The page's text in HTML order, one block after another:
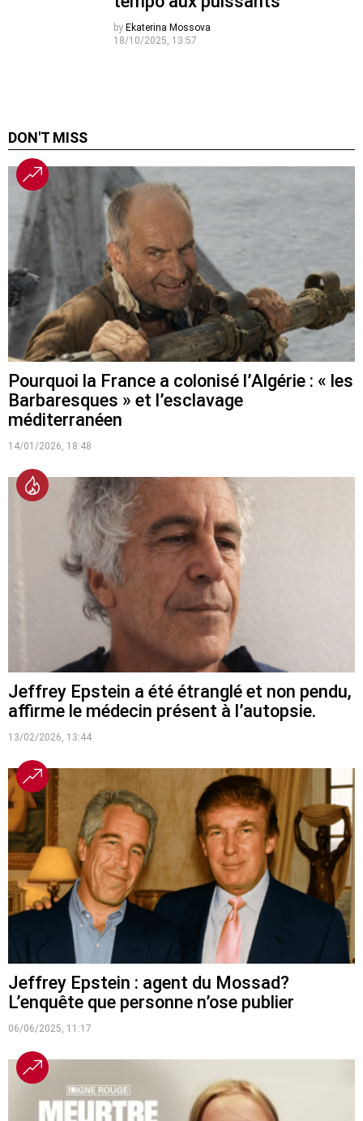
by Ekaterina Mossova
18/10/2025, 13:57
DON'T MISS
Pourquoi la France a colonisé l’Algérie : « les
Barbaresques » et l’esclavage
méditerranéen
14/01/2026, 18:48
Jeffrey Epstein a été étranglé et non pendu,
affirme le médecin présent à l’autopsie.
13/02/2026, 13:44
Jeffrey Epstein : agent du Mossad?
L’enquête que personne n’ose publier
06/06/2025, 11:17